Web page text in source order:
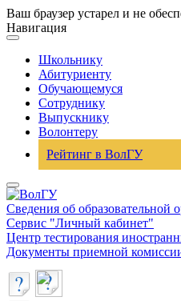
Ваш браузер устарел и не
Навигация
Школьнику
Абитуриенту
Обучающемуся
Сотруднику
Выпускнику
Волонтеру
Рейтинг в ВолГУ
Сведения об образовательной
Сервис "Личный кабинет"
Центр тестирования
Документы приемной